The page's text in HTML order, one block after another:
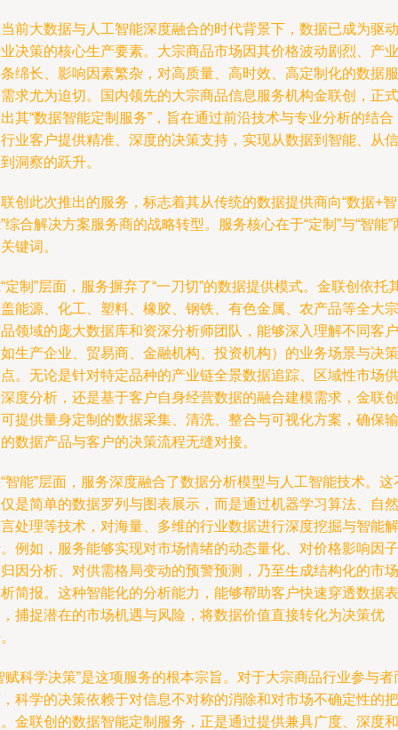
前大数据与人工智能深度融合的时代背景下，数据已成为驱动
决策的核心生产要素。大宗商品市场因其价格波动剧烈、产业
绵长、影响因素繁杂，对高质量、高时效、高定制化的数据服
求尤为迫切。国内领先的大宗商品信息服务机构金联创，正式
其“数据智能定制服务”，旨在通过前沿技术与专业分析的结合
业客户提供精准、深度的决策支持，实现从数据到智能、从信
洞察的跃升。
创此次推出的服务，标志着其从传统的数据提供商向“数据+智
综合解决方案服务商的战略转型。服务核心在于“定制”与“智能”
键词。
定制”层面，服务摒弃了“一刀切”的数据提供模式。金联创依托
能源、化工、塑料、橡胶、钢铁、有色金属、农产品等全大宗
领域的庞大数据库和资深分析师团队，能够深入理解不同客户
生产企业、贸易商、金融机构、投资机构）的业务场景与决策
。无论是针对特定品种的产业链全景数据追踪、区域性市场供
度分析，还是基于客户自身经营数据的融合建模需求，金联创
提供量身定制的数据采集、清洗、整合与可视化方案，确保输
数据产品与客户的决策流程无缝对接。
智能”层面，服务深度融合了数据分析模型与人工智能技术。这
是简单的数据罗列与图表展示，而是通过机器学习算法、自然
处理等技术，对海量、多维的行业数据进行深度挖掘与智能解
例如，服务能够实现对市场情绪的动态量化、对价格影响因子
因分析、对供需格局变动的预警预测，乃至生成结构化的市场
简报。这种智能化的分析能力，能够帮助客户快速穿透数据表
捕捉潜在的市场机遇与风险，将数据价值直接转化为决策优
赋科学决策”是这项服务的根本宗旨。对于大宗商品行业参与者
科学的决策依赖于对信息不对称的消除和对市场不确定性的把
金联创的数据智能定制服务，正是通过提供兼具广度、深度和